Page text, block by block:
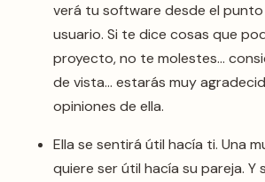
verá tu software desde el
usuario. Si te dice cosas que
proyecto, no te molestes…
de vista… estarás muy
opiniones de ella.
Ella se sentirá útil hacía ti. Una
quiere ser útil hacía su pareja. Y